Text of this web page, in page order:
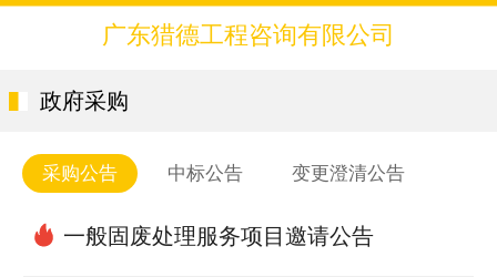
广东猎德工程咨询有限公司
政府采购
采购公告 中标公告 变更澄清公告
一般固废处理服务项目邀请公告